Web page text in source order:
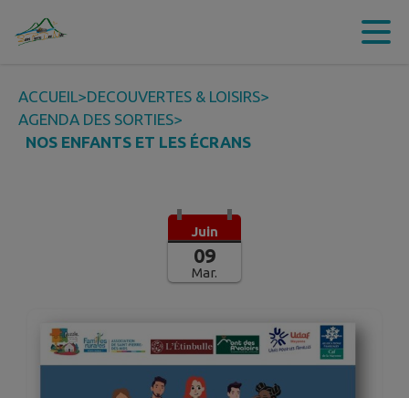
Contenu
ACCUEIL>DECOUVERTES & LOISIRS>
AGENDA DES SORTIES>
NOS ENFANTS ET LES ÉCRANS
Juin
09
Mar.